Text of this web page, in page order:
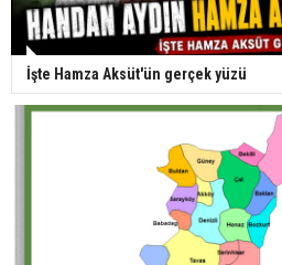
İşte Hamza Aksüt'ün gerçek yüzü